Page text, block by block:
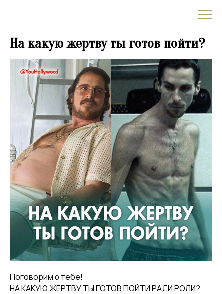
На какую жертву ты готов пойти?
Поговорим о тебе!
НА КАКУЮ ЖЕРТВУ ТЫ ГОТОВ ПОЙТИ РАДИ РОЛИ?